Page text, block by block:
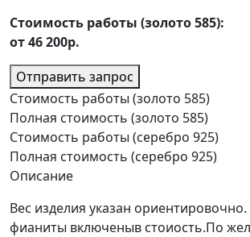
Стоимость работы (золото 585):
от 46 200р.
Отправить запрос
Стоимость работы (золото 585)
Полная стоимость (золото 585)
Стоимость работы (серебро 925)
Полная стоимость (серебро 925)
Описание
Вес изделия указан
фианиты включеныв стоиость.По